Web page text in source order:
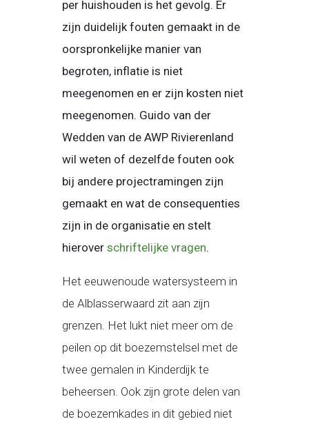
per huishouden is het gevolg. Er
zijn duidelijk fouten gemaakt in de
oorspronkelijke manier van
begroten, inflatie is niet
meegenomen en er zijn kosten niet
meegenomen. Guido van der
Wedden van de AWP Rivierenland
wil weten of dezelfde fouten ook
bij andere projectramingen zijn
gemaakt en wat de consequenties
zijn in de organisatie en stelt
hierover schriftelijke vragen.
Het eeuwenoude watersysteem in
de Alblasserwaard zit aan zijn
grenzen. Het lukt niet meer om de
peilen op dit boezemstelsel met de
twee gemalen in Kinderdijk te
beheersen. Ook zijn grote delen van
de boezemkades in dit gebied niet